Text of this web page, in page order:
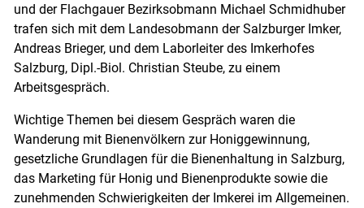
Skip to main content
und der Flachgauer Bezirksobmann Michael Schmidhuber
trafen sich mit dem Landesobmann der Salzburger Imker,
Andreas Brieger, und dem Laborleiter des Imkerhofes
Salzburg, Dipl.-Biol. Christian Steube, zu einem
Arbeitsgespräch.
Wichtige Themen bei diesem Gespräch waren die
Wanderung mit Bienenvölkern zur Honiggewinnung,
gesetzliche Grundlagen für die Bienenhaltung in Salzburg,
das Marketing für Honig und Bienenprodukte sowie die
zunehmenden Schwierigkeiten der Imkerei im Allgemeinen.